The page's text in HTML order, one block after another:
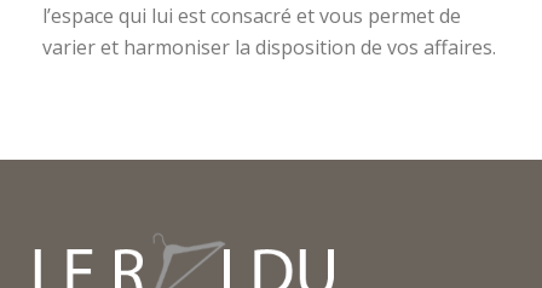
l’espace qui lui est consacré et vous permet de
varier et harmoniser la disposition de vos affaires.